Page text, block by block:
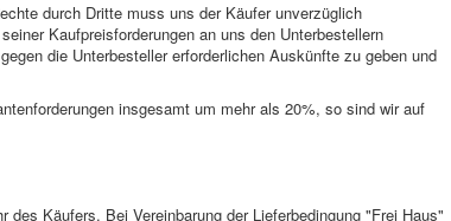
durch Dritte muss uns der Käufer unverzüglich
Kaufpreisforderungen an uns den Unterbestellern
die Unterbesteller erforderlichen Auskünfte zu geben und
insgesamt um mehr als 20%, so sind wir auf
Käufers. Bei Vereinbarung der Lieferbedingung "Frei Haus"